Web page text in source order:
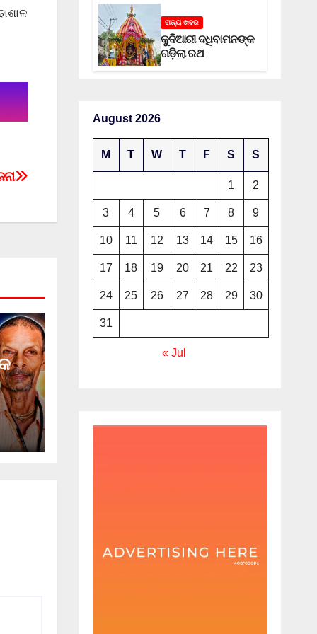
ରାଜ୍ୟ ଖବର
କୁଦିଆରୀ ଦଧିବାମନଙ୍କ
ଗଡ଼ିଲା ରଥ
August 2026
M T W T F S S
1 2
3 4 5 6 7 8 9
10 11 12 13 14 15 16
17 18 19 20 21 22 23
24 25 26 27 28 29 30
31
« Jul